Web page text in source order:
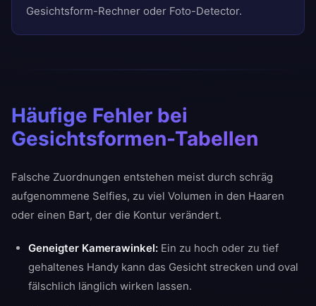
Gesichtsform-Rechner oder Foto-Detector.
Häufige Fehler bei
Gesichtsformen-Tabellen
Falsche Zuordnungen entstehen meist durch schräg
aufgenommene Selfies, zu viel Volumen in den Haaren
oder einen Bart, der die Kontur verändert.
Geneigter Kamerawinkel: Ein zu hoch oder zu tief
gehaltenes Handy kann das Gesicht strecken und oval
fälschlich länglich wirken lassen.